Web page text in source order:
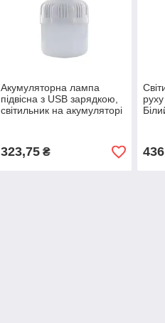
Акумуляторна лампа
підвісна з USB зарядкою,
світильник на акумуляторі
323,75₴